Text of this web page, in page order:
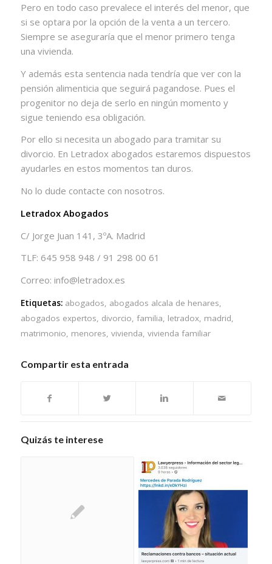
Pero en todo caso prevalece el interés del menor, que
si se optara por la opción de la venta a un tercero.
Siempre se aseguraría que el menor primero tenga
una vivienda.
Y además esta sentencia nada tendría que ver con la
pensión alimenticia que seguirá pagandose. Pues el
progenitor no deja de serlo en ningún momento y
sigue teniendo esa obligación.
Por ello si necesita un abogado para tramitar su
divorcio. En Letradox abogados estaremos dispuestos
ayudarles en estos momentos tan duros.
No lo dude contacte con nosotros.
Letradox Abogados
C/ Jorge Juan 141, 3ºA. Madrid
TLF: 645 958 948 / 91 298 00 61
Correo: info@letradox.es
Etiquetas: abogados, abogados alcala de henares,
abogados expertos, divorcio, familia, letradox, madrid,
matrimonio, menores, vivienda, vivienda familiar
Compartir esta entrada
Quizás te interese